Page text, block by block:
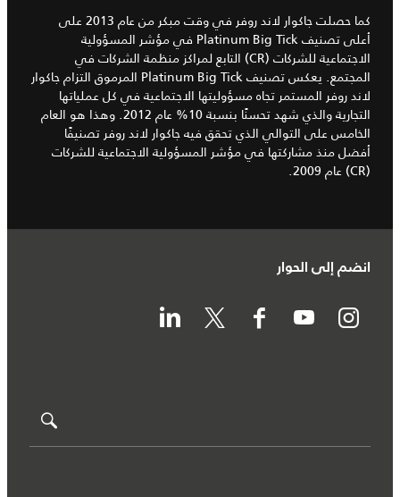
كما حصلت جاكوار لاند روفر في وقت مبكر من عام 2013 على
أعلى تصنيف Platinum Big Tick في مؤشر المسؤولية
الاجتماعية للشركات (CR) التابع لمراكز منظمة الشركات في
المجتمع. يعكس تصنيف Platinum Big Tick المرموق التزام جاكوار
لاند روفر المستمر تجاه مسؤوليتها الاجتماعية في كل عملياتها
التجارية والذي شهد تحسنًا بنسبة 10% عام 2012. وهذا هو العام
الخامس على التوالي الذي تحقق فيه جاكوار لاند روفر تصنيفًا
أفضل منذ مشاركتها في مؤشر المسؤولية الاجتماعية للشركات
(CR) عام 2009.
انضم إلى الحوار